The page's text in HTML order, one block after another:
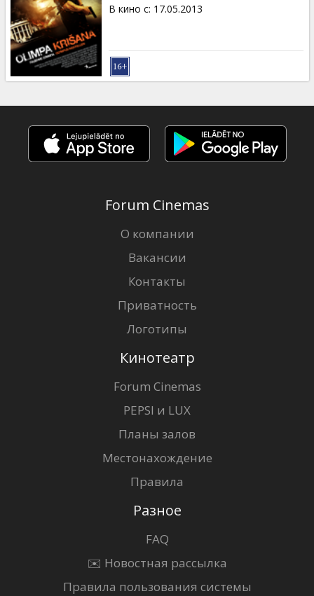
В кино с: 17.05.2013
Forum Cinemas
О компании
Вакансии
Контакты
Приватность
Логотипы
Кинотеатр
Forum Cinemas
PEPSI и LUX
Планы залов
Местонахождение
Правила
Разное
FAQ
✉️ Новостная рассылка
Правила пользования системы